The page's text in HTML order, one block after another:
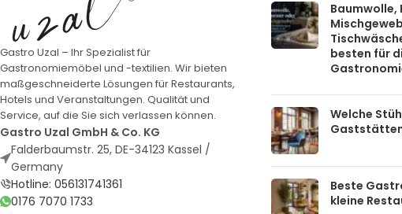
Gastro Uzal – Ihr Spezialist für
Gastronomiemöbel und -textilien. Wir bieten
maßgeschneiderte Lösungen für Restaurants,
Hotels und Veranstaltungen. Qualität und
Service, auf die Sie sich verlassen können.
Gastro Uzal GmbH & Co. KG
Falderbaumstr. 25, DE-34123 Kassel /
Germany
Hotline: 056131741361
0176 7070 1733
Baumwolle,
besten für
Welche
Beste
kleine